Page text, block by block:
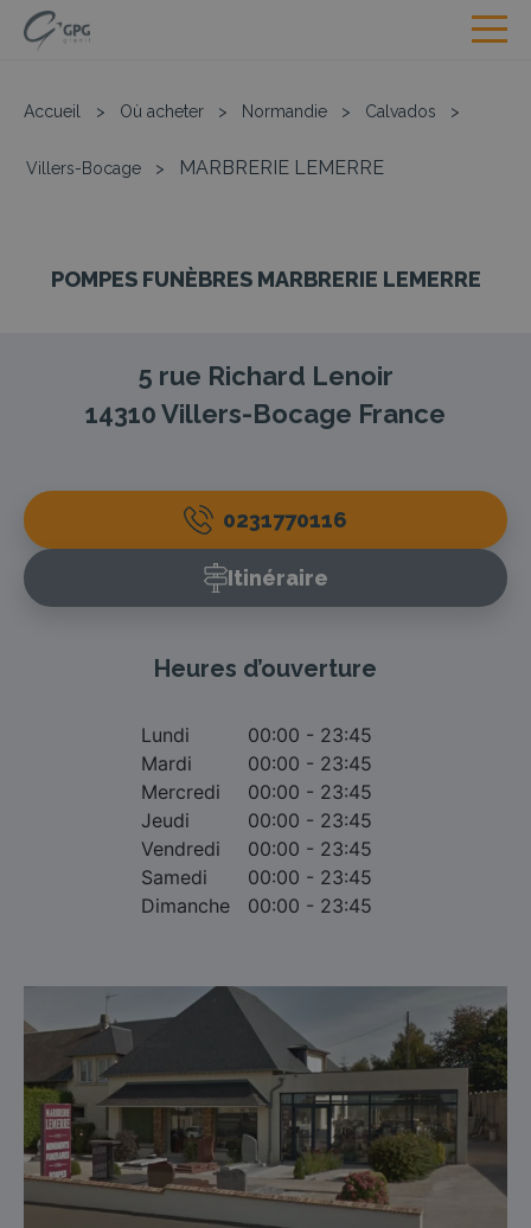
Accueil > Où acheter > Normandie > Calvados >
Villers-Bocage > MARBRERIE LEMERRE
POMPES FUNÈBRES MARBRERIE LEMERRE
5 rue Richard Lenoir
14310Villers-Bocage France
0231770116
Itinéraire
Heures d’ouverture
Lundi
00:00 - 23:45
Mardi
00:00 - 23:45
Mercredi
00:00 - 23:45
Jeudi
00:00 - 23:45
Vendredi
00:00 - 23:45
Samedi
00:00 - 23:45
Dimanche
00:00 - 23:45